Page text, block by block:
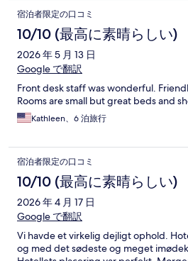
宿泊者限定の口コミ
10/10 (最高に素晴らしい)
2026 年 5 月 13 日
Google で翻訳
Front desk staff was wonderful.
Rooms are small but great beds and
Kathleen、6 泊旅行
宿泊者限定の口コミ
10/10 (最高に素晴らしい)
2026 年 4 月 17 日
Google で翻訳
Vi havde et virkelig dejligt ophold.
og med det sødeste og meget